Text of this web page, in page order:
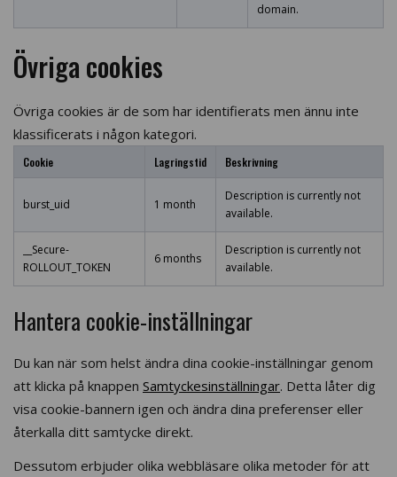
domain.
Övriga cookies
Övriga cookies är de som har identifierats men ännu inte
klassificerats i någon kategori.
Cookie Lagringstid Beskrivning
burst_uid 1 month
Description is currently not
available.
__Secure-
ROLLOUT_TOKEN
6 months
Description is currently not
available.
Hantera cookie-inställningar
Du kan när som helst ändra dina cookie-inställningar genom
att klicka på knappen Samtyckesinställningar. Detta låter dig
visa cookie-bannern igen och ändra dina preferenser eller
återkalla ditt samtycke direkt.
Dessutom erbjuder olika webbläsare olika metoder för att